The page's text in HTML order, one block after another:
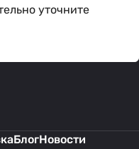
уточните
БлогНовости